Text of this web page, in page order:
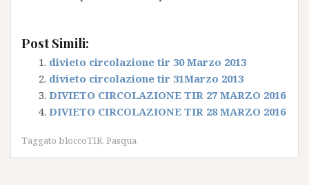
Post Simili:
divieto circolazione tir 30 Marzo 2013
divieto circolazione tir 31Marzo 2013
DIVIETO CIRCOLAZIONE TIR 27 MARZO 2016
DIVIETO CIRCOLAZIONE TIR 28 MARZO 2016
Taggato bloccoTIR, Pasqua